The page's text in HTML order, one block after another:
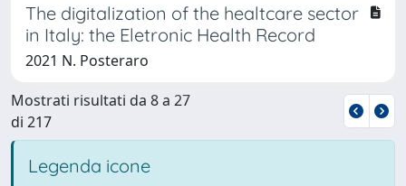
The digitalization of the healtcare sector
in Italy: the Eletronic Health Record
2021 N. Posteraro
Mostrati risultati da 8 a 27
di 217
Legenda icone